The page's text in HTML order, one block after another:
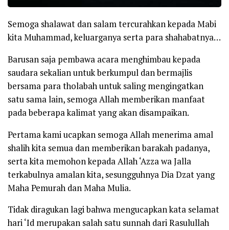
Semoga shalawat dan salam tercurahkan kepada Mabi
kita Muhammad, keluarganya serta para shahabatnya…
Barusan saja pembawa acara menghimbau kepada
saudara sekalian untuk berkumpul dan bermajlis
bersama para tholabah untuk saling mengingatkan
satu sama lain, semoga Allah memberikan manfaat
pada beberapa kalimat yang akan disampaikan.
Pertama kami ucapkan semoga Allah menerima amal
shalih kita semua dan memberikan barakah padanya,
serta kita memohon kepada Allah‘Azza wa Jalla
terkabulnya amalan kita, sesungguhnya Dia Dzat yang
Maha Pemurah dan Maha Mulia.
Tidak diragukan lagi bahwa mengucapkan kata selamat
hari ‘Id merupakan salah satu sunnah dari Rasulullah